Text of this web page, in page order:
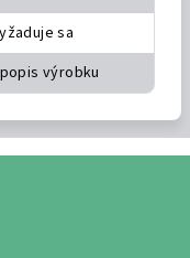
sa
výrobku